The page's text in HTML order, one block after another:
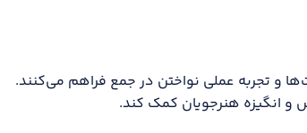
و تجربه عملی نواختن در جمع فراهم می‌کنند.
و انگیزه هنرجویان کمک کند.